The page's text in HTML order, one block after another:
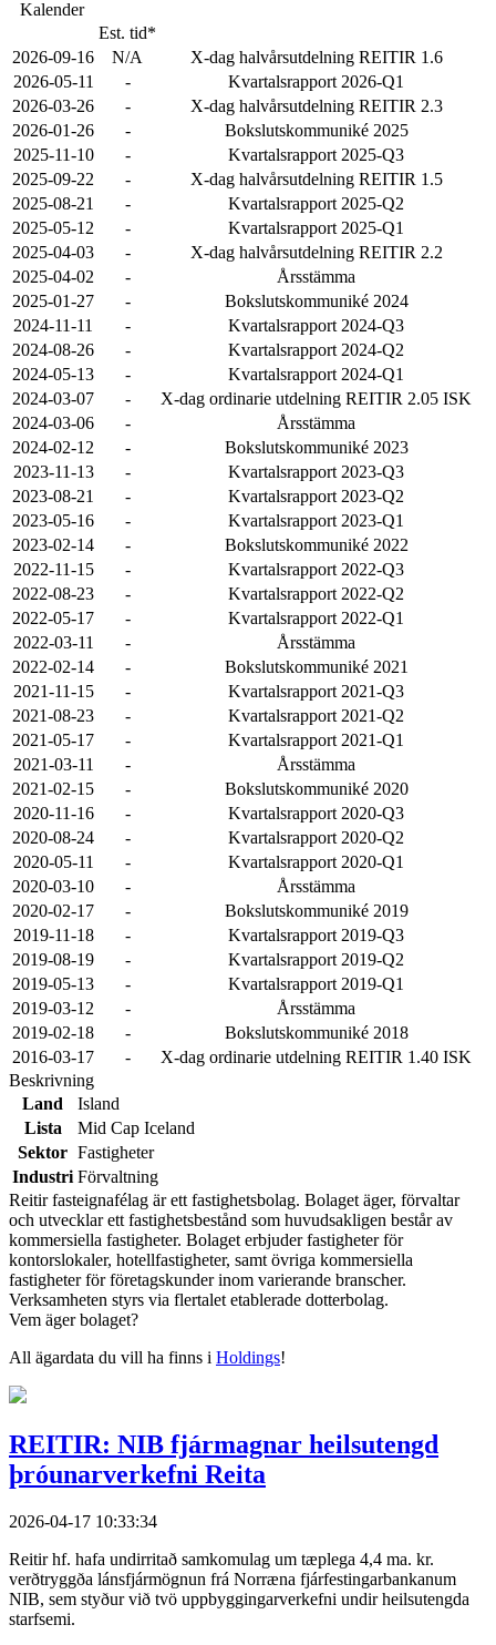
Kalender
Est. tid*
2026-09-16
N/A
X-dag halvårsutdelning REITIR 1.6
2026-05-11
-
Kvartalsrapport 2026-Q1
2026-03-26
-
X-dag halvårsutdelning REITIR 2.3
2026-01-26
-
Bokslutskommuniké 2025
2025-11-10
-
Kvartalsrapport 2025-Q3
2025-09-22
-
X-dag halvårsutdelning REITIR 1.5
2025-08-21
-
Kvartalsrapport 2025-Q2
2025-05-12
-
Kvartalsrapport 2025-Q1
2025-04-03
-
X-dag halvårsutdelning REITIR 2.2
2025-04-02
-
Årsstämma
2025-01-27
-
Bokslutskommuniké 2024
2024-11-11
-
Kvartalsrapport 2024-Q3
2024-08-26
-
Kvartalsrapport 2024-Q2
2024-05-13
-
Kvartalsrapport 2024-Q1
2024-03-07
-
X-dag ordinarie utdelning REITIR 2.05 ISK
2024-03-06
-
Årsstämma
2024-02-12
-
Bokslutskommuniké 2023
2023-11-13
-
Kvartalsrapport 2023-Q3
2023-08-21
-
Kvartalsrapport 2023-Q2
2023-05-16
-
Kvartalsrapport 2023-Q1
2023-02-14
-
Bokslutskommuniké 2022
2022-11-15
-
Kvartalsrapport 2022-Q3
2022-08-23
-
Kvartalsrapport 2022-Q2
2022-05-17
-
Kvartalsrapport 2022-Q1
2022-03-11
-
Årsstämma
2022-02-14
-
Bokslutskommuniké 2021
2021-11-15
-
Kvartalsrapport 2021-Q3
2021-08-23
-
Kvartalsrapport 2021-Q2
2021-05-17
-
Kvartalsrapport 2021-Q1
2021-03-11
-
Årsstämma
2021-02-15
-
Bokslutskommuniké 2020
2020-11-16
-
Kvartalsrapport 2020-Q3
2020-08-24
-
Kvartalsrapport 2020-Q2
2020-05-11
-
Kvartalsrapport 2020-Q1
2020-03-10
-
Årsstämma
2020-02-17
-
Bokslutskommuniké 2019
2019-11-18
-
Kvartalsrapport 2019-Q3
2019-08-19
-
Kvartalsrapport 2019-Q2
2019-05-13
-
Kvartalsrapport 2019-Q1
2019-03-12
-
Årsstämma
2019-02-18
-
Bokslutskommuniké 2018
2016-03-17
-
X-dag ordinarie utdelning REITIR 1.40 ISK
Beskrivning
Land
Island
Lista
Mid Cap Iceland
Sektor Fastigheter
Industri Förvaltning
Reitir fasteignafélag är ett fastighetsbolag. Bolaget äger, förvaltar
och utvecklar ett fastighetsbestånd som huvudsakligen består av
kommersiella fastigheter. Bolaget erbjuder fastigheter för
kontorslokaler, hotellfastigheter, samt övriga kommersiella
fastigheter för företagskunder inom varierande branscher.
Verksamheten styrs via flertalet etablerade dotterbolag.
Vem äger bolaget?
All ägardata du vill ha finns i Holdings!
REITIR: NIB fjármagnar heilsutengd
þróunarverkefni Reita
2026-04-17 10:33:34
Reitir hf. hafa undirritað samkomulag um tæplega 4,4 ma. kr.
verðtryggða lánsfjármögnun frá Norræna fjárfestingarbankanum
NIB, sem styður við tvö uppbyggingarverkefni undir heilsutengda
starfsemi.